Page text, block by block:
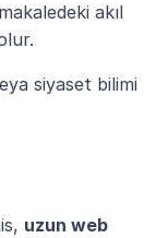
akıl
siyaset bilimi
uzun web